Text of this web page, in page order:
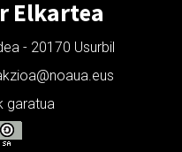
Elkartea
- 20170 Usurbil
garatua